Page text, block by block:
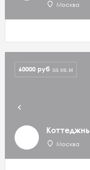
Москва
Москва
60000 руб за кв.м